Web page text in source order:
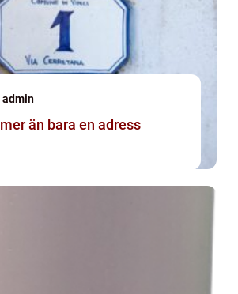
admin
Gatuskylt mer än bara en adress